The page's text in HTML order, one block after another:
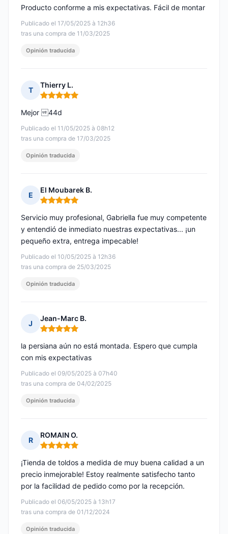
Publicado el 17/05/2025 à 12h36
tras una compra de 11/03/2025
Producto conforme a mis expectativas. Fácil de montar
Opinión traducida
T
Thierry L.
Nota: 5 de 5
Publicado el 11/05/2025 à 08h12
tras una compra de 17/03/2025
Mejor 44d
Opinión traducida
E
El Moubarek B.
Nota: 5 de 5
Publicado el 10/05/2025 à 12h36
tras una compra de 25/03/2025
Servicio muy profesional, Gabriella fue muy competente
y entendió de inmediato nuestras expectativas... ¡un
pequeño extra, entrega impecable!
Opinión traducida
J
Jean-Marc B.
Nota: 5 de 5
Publicado el 09/05/2025 à 07h40
tras una compra de 04/02/2025
la persiana aún no está montada. Espero que cumpla
con mis expectativas
Opinión traducida
R
ROMAIN O.
Nota: 5 de 5
Publicado el 06/05/2025 à 13h17
tras una compra de 01/12/2024
¡Tienda de toldos a medida de muy buena calidad a un
precio inmejorable! Estoy realmente satisfecho tanto
por la facilidad de pedido como por la recepción.
Opinión traducida